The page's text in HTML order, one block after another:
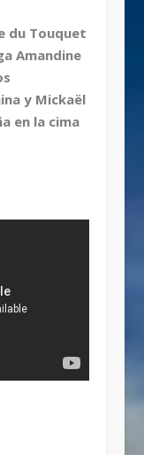
du Touquet
Amandine
y Mickaël
en la cima